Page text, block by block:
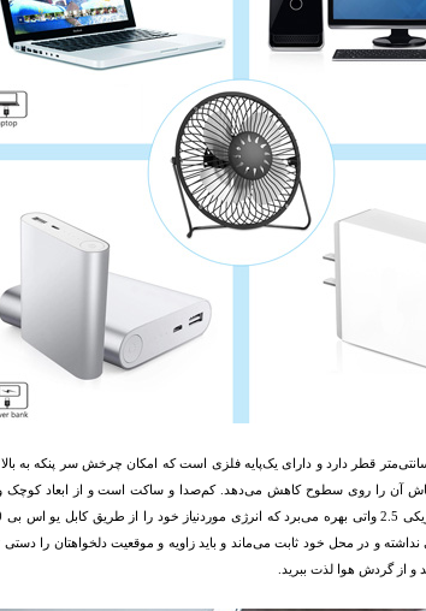
و در محل خود ثابت می‌ماند و باید زاویه و موقعیت دلخواهتان را
و از گردش هوا لذت ببرید.